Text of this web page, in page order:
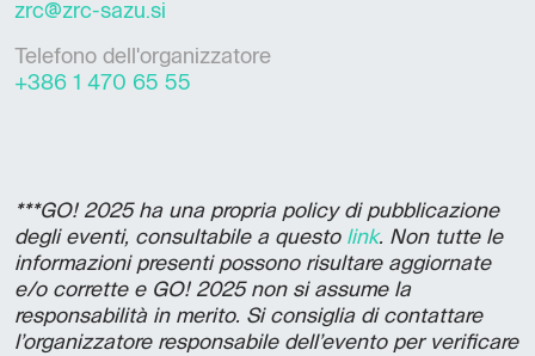
zrc@zrc-sazu.si
Telefono dell'organizzatore
+386 1 470 65 55
***GO! 2025 ha una propria policy di pubblicazione
degli eventi, consultabile a questo link. Non tutte le
informazioni presenti possono risultare aggiornate
e/o corrette e GO! 2025 non si assume la
responsabilità in merito. Si consiglia di contattare
l’organizzatore responsabile dell’evento per verificare